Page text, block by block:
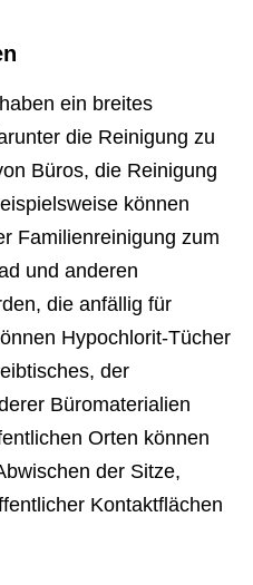
ein breites
die Reinigung zu
Büros, die Reinigung
können
Familienreinigung zum
und anderen
die anfällig für
Hypochlorit-Tücher
der
Büromaterialien
Orten können
der Sitze,
Kontaktflächen